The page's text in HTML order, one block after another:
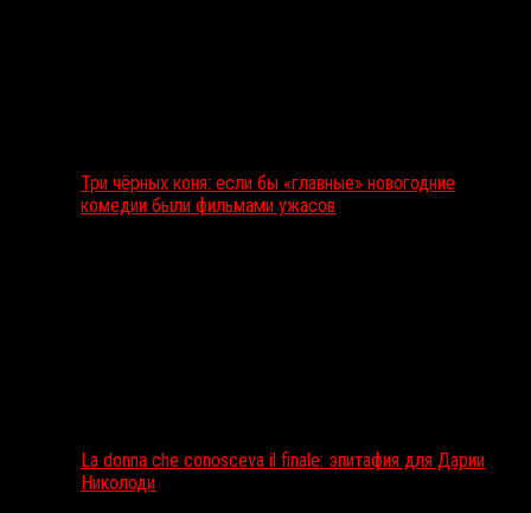
Три чёрных коня: если бы «главные» новогодние
комедии были фильмами ужасов
La donna che conosceva il finale: эпитафия для Дарии
Николоди